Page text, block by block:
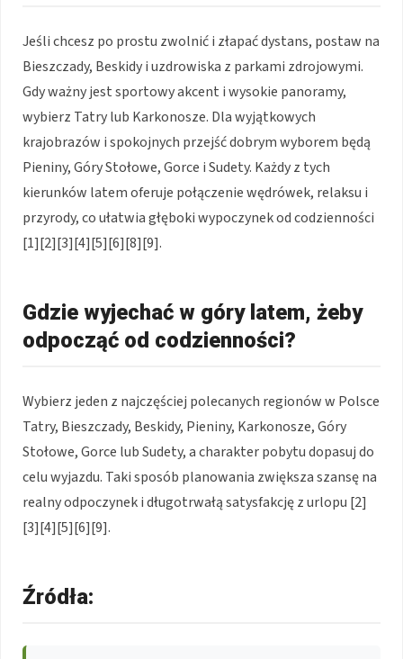
Jeśli chcesz po prostu zwolnić i złapać dystans, postaw na
Bieszczady, Beskidy i uzdrowiska z parkami zdrojowymi.
Gdy ważny jest sportowy akcent i wysokie panoramy,
wybierz Tatry lub Karkonosze. Dla wyjątkowych
krajobrazów i spokojnych przejść dobrym wyborem będą
Pieniny, Góry Stołowe, Gorce i Sudety. Każdy z tych
kierunków latem oferuje połączenie wędrówek, relaksu i
przyrody, co ułatwia głęboki wypoczynek od codzienności
[1][2][3][4][5][6][8][9].
Gdzie wyjechać w góry latem, żeby
odpocząć od codzienności?
Wybierz jeden z najczęściej polecanych regionów w Polsce
Tatry, Bieszczady, Beskidy, Pieniny, Karkonosze, Góry
Stołowe, Gorce lub Sudety, a charakter pobytu dopasuj do
celu wyjazdu. Taki sposób planowania zwiększa szansę na
realny odpoczynek i długotrwałą satysfakcję z urlopu [2]
[3][4][5][6][9].
Źródła: